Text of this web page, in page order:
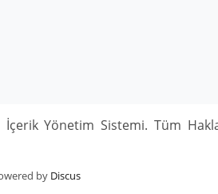
Yönetim Sistemi. Tüm
by Discus